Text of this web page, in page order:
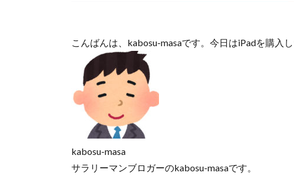
こんばんは、kabosu-masaです。今日はiPadを購入
kabosu-masa
サラリーマンブロガーのkabosu-masaです。